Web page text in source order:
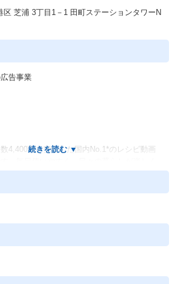
区 芝浦 3丁目1－1 田町ステーションタワーN
告事業
4,400万を突破した国内No.1*のレシピ動画
のあたたかさが伝わるサービスを目指して
たらしさを応援する、国内No.1*のライフス
ムです。
アプリです。移動距離や電子チラシ(クラシ